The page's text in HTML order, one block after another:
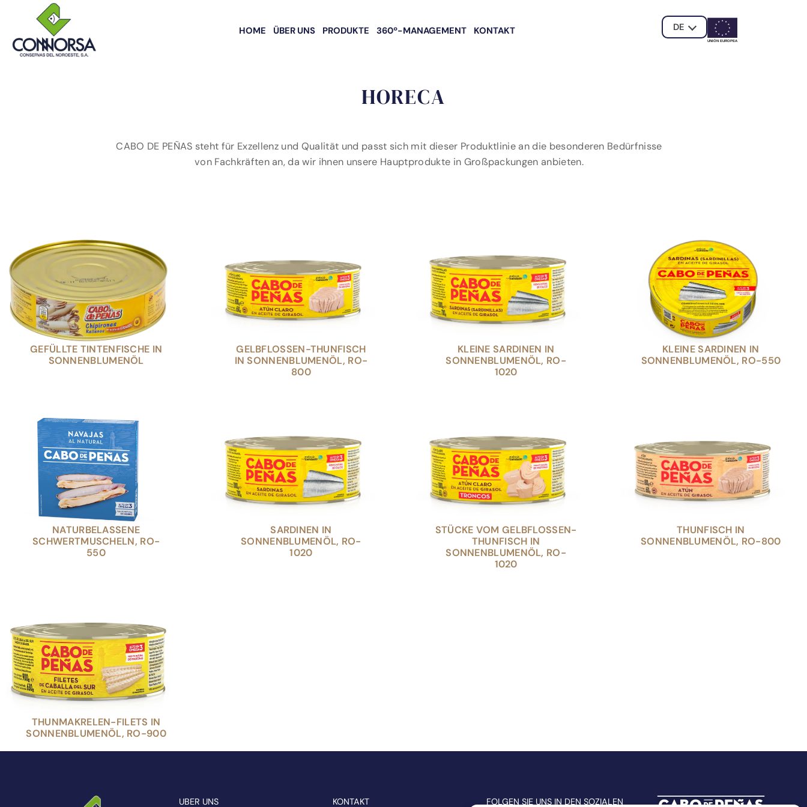
HOME ÜBER UNS PRODUKTE 360º-MANAGEMENT KONTAKT DE
UNIÓN EUROPEA
HORECA
CABO DE PEÑAS steht für Exzellenz und Qualität und passt sich mit dieser Produktlinie an die besonderen Bedürfnisse
von Fachkräften an, da wir ihnen unsere Hauptprodukte in Großpackungen anbieten.
GEFÜLLTE TINTENFISCHE IN
SONNENBLUMENÖL
GELBFLOSSEN-THUNFISCH
IN SONNENBLUMENÖL, RO-
800
KLEINE SARDINEN IN
SONNENBLUMENÖL, RO-
1020
KLEINE SARDINEN IN
SONNENBLUMENÖL, RO-550
NATURBELASSENE
SCHWERTMUSCHELN, RO-
550
SARDINEN IN
SONNENBLUMENÖL, RO-
1020
STÜCKE VOM GELBFLOSSEN-
THUNFISCH IN
SONNENBLUMENÖL, RO-
1020
THUNFISCH IN
SONNENBLUMENÖL, RO-800
THUNMAKRELEN-FILETS IN
SONNENBLUMENÖL, RO-900
UBER UNS KONTAKT FOLGEN SIE UNS IN DEN SOZIALEN